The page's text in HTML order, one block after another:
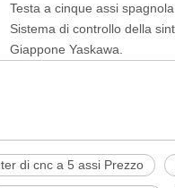
Testa a cinque assi
Sistema di controllo della
Giappone Yaskawa.
di cnc a 5 assi Prezzo